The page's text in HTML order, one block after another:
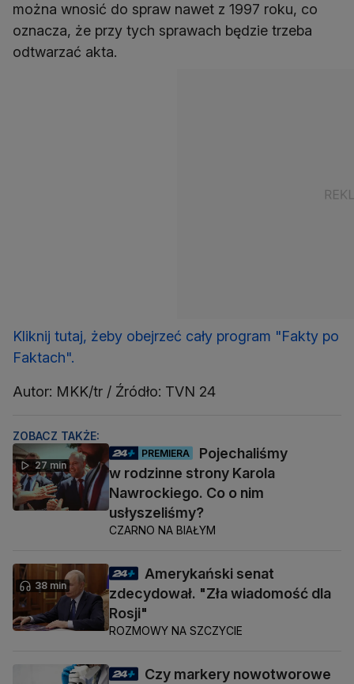
można wnosić do spraw nawet z 1997 roku, co
oznacza, że przy tych sprawach będzie trzeba
odtwarzać akta.
Kliknij tutaj, żeby obejrzeć cały program "Fakty po
Faktach".
Autor: MKK/tr / Źródło: TVN 24
ZOBACZ TAKŻE:
27 min
PREMIERA
Pojechaliśmy
w rodzinne strony Karola
Nawrockiego. Co o nim
usłyszeliśmy?
CZARNO NA BIAŁYM
38 min
Amerykański senat
zdecydował. "Zła wiadomość dla
Rosji"
ROZMOWY NA SZCZYCIE
Czy markery nowotworowe